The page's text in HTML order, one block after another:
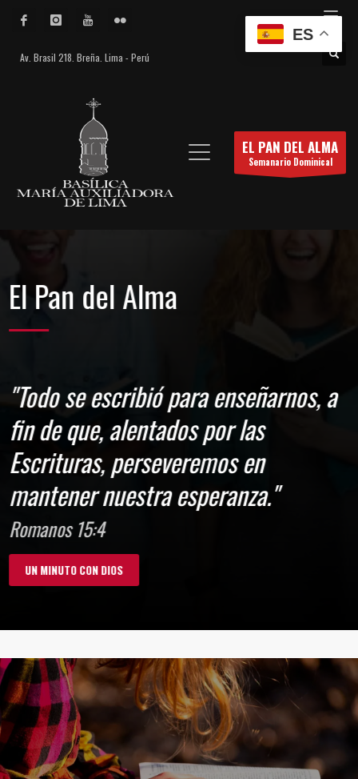
Av. Brasil 218. Breña. Lima - Perú
EL PAN DEL ALMA
Semanario Dominical
El Pan del Alma
"Todo se escribió para enseñarnos, a
fin de que, alentados por las
Escrituras, perseveremos en
mantener nuestra esperanza."
Romanos 15:4
UN MINUTO CON DIOS
ES